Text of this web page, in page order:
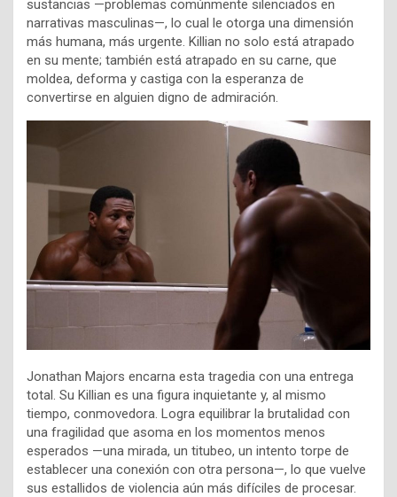
sustancias —problemas comúnmente silenciados en
narrativas masculinas—, lo cual le otorga una dimensión
más humana, más urgente. Killian no solo está atrapado
en su mente; también está atrapado en su carne, que
moldea, deforma y castiga con la esperanza de
convertirse en alguien digno de admiración.
Jonathan Majors encarna esta tragedia con una entrega
total. Su Killian es una figura inquietante y, al mismo
tiempo, conmovedora. Logra equilibrar la brutalidad con
una fragilidad que asoma en los momentos menos
esperados —una mirada, un titubeo, un intento torpe de
establecer una conexión con otra persona—, lo que vuelve
sus estallidos de violencia aún más difíciles de procesar.